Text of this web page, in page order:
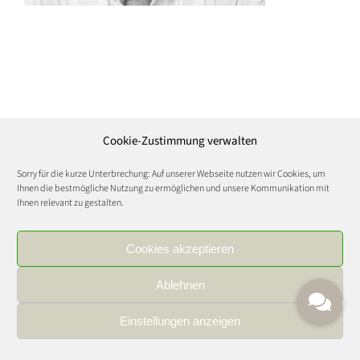
Cookie-Zustimmung verwalten
Sorry für die kurze Unterbrechung: Auf unserer Webseite nutzen wir Cookies, um
Ihnen die bestmögliche Nutzung zu ermöglichen und unsere Kommunikation mit
Ihnen relevant zu gestalten.
Cookies akzeptieren
Ablehnen
Einstellungen anzeigen
IMPRESSUM|DATENSCHUTZ|KARRIERE
FOOD AND WINE CULTURE © Copyright 2021 | All Rights Reserved